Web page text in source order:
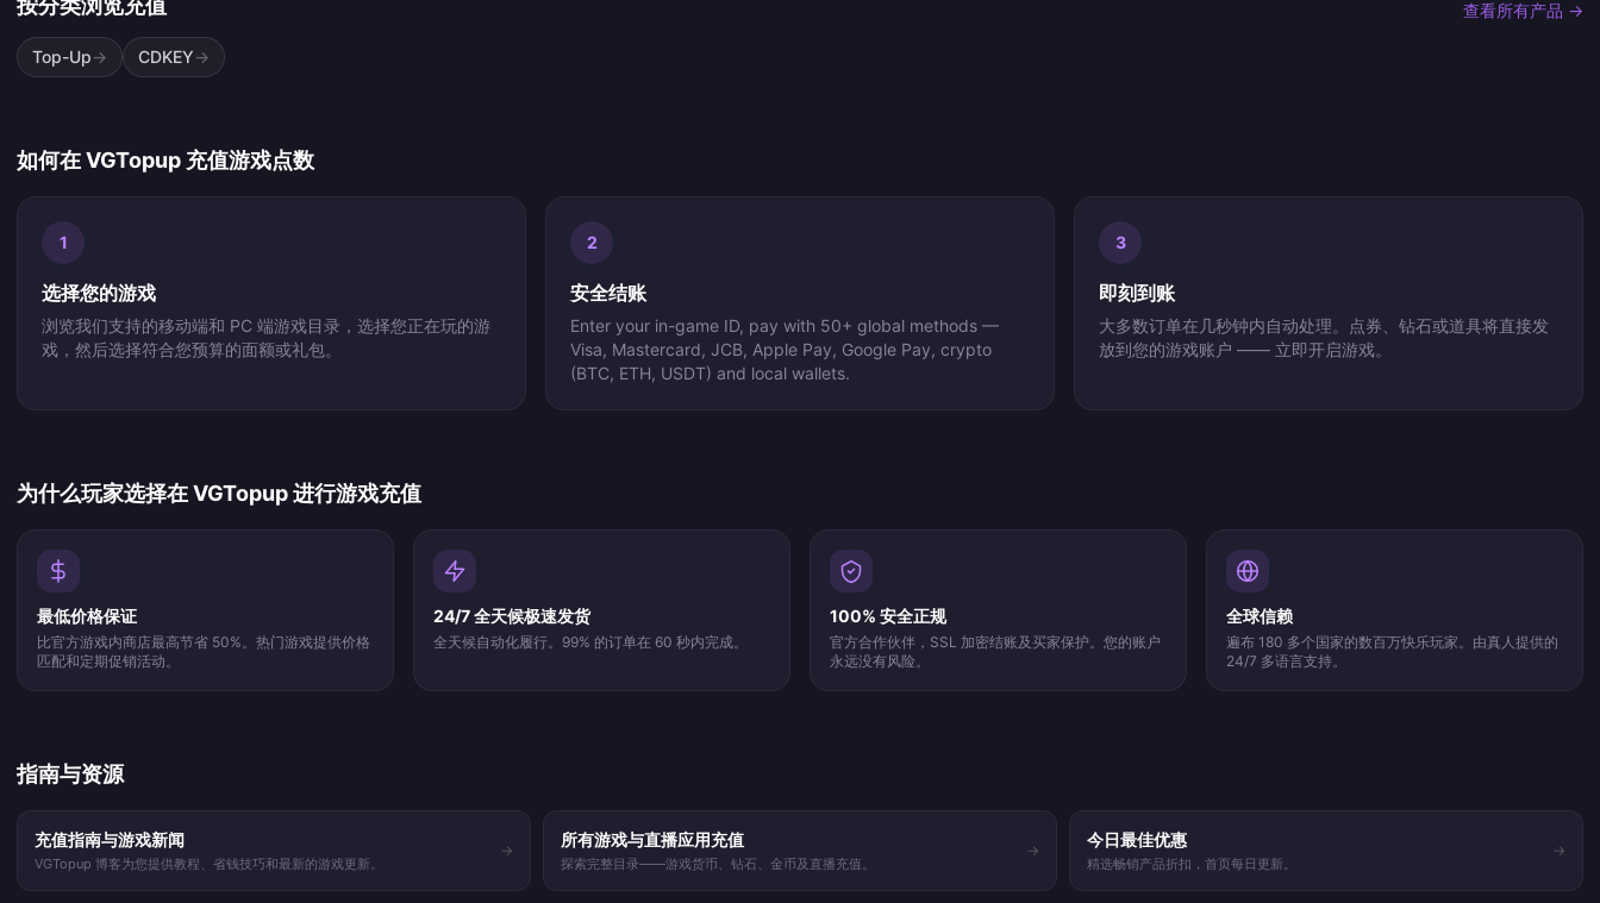
按分类浏览充值 查看所有产品 →
Top-Up→ CDKEY→
如何在 VGTopup 充值游戏点数
1
选择您的游戏
浏览我们支持的移动端和 PC 端游戏目录，选择您正在玩的游
戏，然后选择符合您预算的面额或礼包。
2
安全结账
Enter your in-game ID, pay with 50+ global methods —
Visa, Mastercard, JCB, Apple Pay, Google Pay, crypto
(BTC, ETH, USDT) and local wallets.
3
即刻到账
大多数订单在几秒钟内自动处理。点券、钻石或道具将直接发
放到您的游戏账户 —— 立即开启游戏。
为什么玩家选择在 VGTopup 进行游戏充值
最低价格保证
比官方游戏内商店最高节省 50%。热门游戏提供价格
匹配和定期促销活动。
24/7 全天候极速发货
全天候自动化履行。99% 的订单在 60 秒内完成。
100% 安全正规
官方合作伙伴，SSL 加密结账及买家保护。您的账户
永远没有风险。
全球信赖
遍布 180 多个国家的数百万快乐玩家。由真人提供的
24/7 多语言支持。
指南与资源
充值指南与游戏新闻
VGTopup 博客为您提供教程、省钱技巧和最新的游戏更新。
→
所有游戏与直播应用充值
探索完整目录——游戏货币、钻石、金币及直播充值。
→
今日最佳优惠
精选畅销产品折扣，首页每日更新。
→